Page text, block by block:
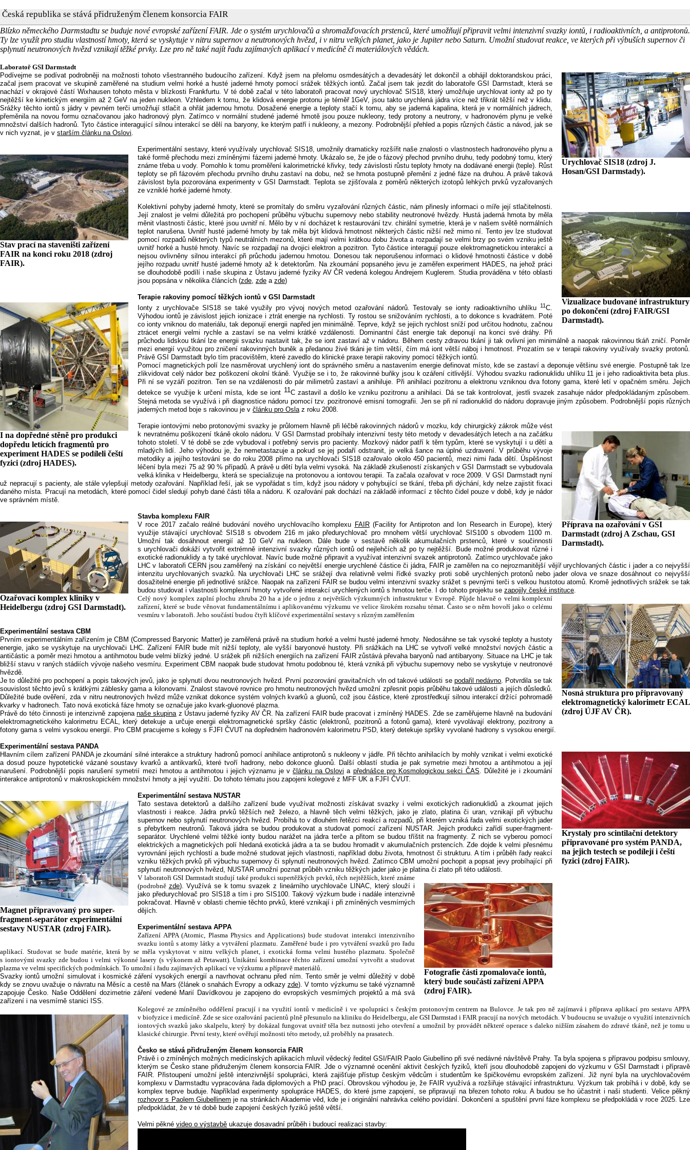
Česká republika se stává přidruženým členem konsorcia FAIR
Blízko německého Darmstadtu se buduje nové evropské zařízení FAIR. Jde o systém urychlovačů a shromažďovacích prstenců, které umožňují připravit velmi intenzivní svazky iontů, i radioaktivních, a antiprotonů.
Ty lze využít pro studiu vlastností hmoty, která se vyskytuje v nitru supernov a neutronových hvězd, i v nitru velkých planet, jako je Jupiter nebo Saturn. Umožní studovat reakce, ve kterých při výbuších supernov či
splynutí neutronových hvězd vznikají těžké prvky. Lze pro ně také najít řadu zajímavých aplikací v medicíně či materiálových vědách.
Urychlovač SIS18 (zdroj J.
Hosan/GSI Darmstady).
Laboratoř GSI Darmstadt
Podívejme se podívat podrobněji na možnosti tohoto všestranného budoucího zařízení. Když jsem na přelomu osmdesátých a devadesátý let dokončil a obhájil doktorandskou práci,
začal jsem pracovat ve skupině zaměřené na studium velmi horké a husté jaderné hmoty pomocí srážek těžkých iontů. Začal jsem tak jezdit do laboratoře GSI Darmstadt, která se
nachází v okrajové částí Wixhausen tohoto města v blízkosti Frankfurtu. V té době začal v této laboratoři pracovat nový urychlovač SIS18, který umožňuje urychlovat ionty až po ty
nejtěžší ke kinetickým energiím až 2 GeV na jeden nukleon. Vzhledem k tomu, že klidová energie protonu je téměř 1GeV, jsou takto urychlená jádra více než třikrát těžší než v klidu.
Srážky těchto iontů s jádry v pevném terči umožňují stlačit a ohřát jadernou hmotu. Dosažené energie a teploty stačí k tomu, aby se jaderná kapalina, která je v normálních jádrech,
přeměnila na novou formu označovanou jako hadronový plyn. Zatímco v normální studené jaderné hmotě jsou pouze nukleony, tedy protony a neutrony, v hadronovém plynu je velké
množství dalších hadronů. Tyto částice interagující silnou interakcí se dělí na baryony, ke kterým patří i nukleony, a mezony. Podrobnější přehled a popis různých částic a návod, jak se
v nich vyznat, je v starším článku na Oslovi.
Stav prací na staveništi zařízení
FAIR na konci roku 2018 (zdroj
FAIR).
Experimentální sestavy, které využívaly urychlovač SIS18, umožnily dramaticky rozšířit naše znalosti o vlastnostech hadronového plynu a
také formě přechodu mezi zmíněnými fázemi jaderné hmoty. Ukázalo se, že jde o fázový přechod prvního druhu, tedy podobný tomu, který
známe třeba u vody. Pomohlo k tomu proměření kalorimetrické křivky, tedy závislosti růstu teploty hmoty na dodávané energii (teple). Růst
teploty se při fázovém přechodu prvního druhu zastaví na dobu, než se hmota postupně přemění z jedné fáze na druhou. A právě taková
závislost byla pozorována experimenty v GSI Darmstadt. Teplota se zjišťovala z poměrů některých izotopů lehkých prvků vyzařovaných
ze vzniklé horké jaderné hmoty.
Vizualizace budované infrastruktury
po dokončení (zdroj FAIR/GSI
Darmstadt).
Kolektivní pohyby jaderné hmoty, které se promítaly do směru vyzařování různých částic, nám přinesly informaci o míře její stlačitelnosti.
Její znalost je velmi důležitá pro pochopení průběhu výbuchu supernovy nebo stability neutronové hvězdy. Hustá jaderná hmota by měla
měnit vlastnosti částic, které jsou uvnitř ní. Mělo by v ní docházet k restaurování tzv. chirální symetrie, která je v našem světě normálních
teplot narušena. Uvnitř husté jaderné hmoty by tak měla být klidová hmotnost některých částic nižší než mimo ní. Tento jev lze studovat
pomocí rozpadů některých typů neutrálních mezonů, které mají velmi krátkou dobu života a rozpadají se velmi brzy po svém vzniku ještě
uvnitř horké a husté hmoty. Navíc se rozpadají na dvojici elektron a pozitron. Tyto částice interagují pouze elektromagnetickou interakcí a
nejsou ovlivněny silnou interakcí při průchodu jadernou hmotou. Donesou tak neporušenou informaci o klidové hmotnosti částice v době
jejího rozpadu uvnitř husté jaderné hmoty až k detektorům. Na zkoumání popsaného jevu je zaměřen experiment HADES, na jehož práci
se dlouhodobě podílí i naše skupina z Ústavu jaderné fyziky AV ČR vedená kolegou Andrejem Kuglerem. Studia prováděna v této oblasti
jsou popsána v několika článcích (zde, zde a zde)
I na dopředné stěně pro produkci
dopředu letících fragmentů pro
experiment HADES se podíleli čeští
fyzici (zdroj HADES).
Terapie rakoviny pomocí těžkých iontů v GSI Darmstadt
Ionty z urychlovače SIS18 se také využily pro vývoj nových metod ozařování nádorů. Testovaly se ionty radioaktivního uhlíku
11C.
Výhodou iontů je závislost jejich ionizace i ztrát energie na rychlosti. Ty rostou se snižováním rychlosti, a to dokonce s kvadrátem. Poté
co ionty vniknou do materiálu, tak deponují energii napřed jen minimálně. Teprve, když se jejich rychlost sníží pod určitou hodnotu, začnou
ztrácet energii velmi rychle a zastaví se na velmi krátké vzdálenosti. Dominantní část energie tak deponují na konci své dráhy. Při
průchodu lidskou tkání lze energii svazku nastavit tak, že se iont zastaví až v nádoru. Během cesty zdravou tkání ji tak ovlivní jen minimálně a naopak rakovinnou tkáň zničí. Poměr
mezi energií využitou pro zničení rakovinných buněk a předanou živé tkáni je tím větší, čím má iont větší náboj i hmotnost. Prozatím se v terapii rakoviny využívaly svazky protonů.
Právě GSI Darmstadt bylo tím pracovištěm, které zavedlo do klinické praxe terapii rakoviny pomocí těžkých iontů.
Pomocí magnetických polí lze nasměrovat urychlený iont do správného směru a nastavením energie definovat místo, kde se zastaví a deponuje většinu své energie. Postupně tak lze
zlikvidovat celý nádor bez poškození okolní tkáně. Využije se i to, že rakovinné buňky jsou k ozáření citlivější. Výhodou svazku radionuklidu uhlíku 11 je i jeho radioaktivita beta plus.
Při ní se vyzáří pozitron. Ten se na vzdálenosti do pár milimetrů zastaví a anihiluje. Při anihilaci pozitronu a elektronu vzniknou dva fotony gama, které letí v opačném směru. Jejich
detekce se využije k určení místa, kde se iont 11C zastavil a došlo ke vzniku pozitronu a anihilaci. Dá se tak kontrolovat, jestli svazek zasahuje nádor předpokládaným způsobem.
Stejná metoda se využívá i při diagnostice nádoru pomocí tzv. pozitronové emisní tomografii. Jen se při ní radionuklid do nádoru dopravuje jiným způsobem. Podrobnější popis různých
jaderných metod boje s rakovinou je v článku pro Osla z roku 2008.
Příprava na ozařování v GSI
Darmstadt (zdroj A Zschau, GSI
Darmstadt).
Terapie iontovými nebo protonovými svazky je průlomem hlavně při léčbě rakovinných nádorů v mozku, kdy chirurgický zákrok může vést
k nevratnému poškození tkáně okolo nádoru. V GSI Darmstad probíhaly intenzivní testy této metody v devadesátých letech a na začátku
tohoto století. V té době se zde vybudoval i potřebný servis pro pacienty. Mozkový nádor patří k těm typům, které se vyskytují i u dětí a
mladých lidí. Jeho výhodou je, že nemetastazuje a pokud se jej podaří odstranit, je velká šance na úplné uzdravení. V průběhu vývoje
metodiky a jejího testování se do roku 2008 přímo na urychlovači SIS18 ozařovalo okolo 450 pacientů, mezi nimi řada dětí. Úspěšnost
léčení byla mezi 75 až 90 % případů. A právě u dětí byla velmi vysoká. Na základě zkušeností získaných v GSI Darmstadt se vybudovala
velká klinika v Heidelbergu, která se specializuje na protonovou a iontovou terapii. Ta začala ozařovat v roce 2009. V GSI Darmstadt nyní
už nepracují s pacienty, ale stále vylepšují metody ozařování. Například řeší, jak se vypořádat s tím, když jsou nádory v pohybující se tkání, třeba při dýchání, kdy nelze zajistit fixaci
daného místa. Pracují na metodách, které pomocí čidel sledují pohyb dané části těla a nádoru. K ozařování pak dochází na základě informací z těchto čidel pouze v době, kdy je nádor
ve správném místě.
Ozařovací komplex kliniky v
Heidelbergu (zdroj GSI Darmstadt).
Stavba komplexu FAIR
V roce 2017 začalo reálné budování nového urychlovacího komplexu FAIR(Facility for Antiproton and Ion Research in Europe), který
využije stávající urychlovač SIS18 s obvodem 216 m jako předurychlovač pro mnohem větší urychlovač SIS100 s obvodem 1100 m.
Umožní tak dosáhnout energií až 10 GeV na nukleon. Dále bude v sestavě několik akumulačních prstenců, které v součinnosti
s urychlovači dokáží vytvořit extrémně intenzivní svazky různých iontů od nejlehčích až po ty nejtěžší. Bude možné produkovat různé i
exotické radionuklidy a ty také urychlovat. Navíc bude možné připravit a využívat intenzivní svazek antiprotonů. Zatímco urychlovače jako
LHC v laboratoři CERN jsou zaměřený na získání co největší energie urychlené částice či jádra, FAIR je zaměřen na co nejrozmanitější vějíř urychlovaných částic i jader a co nejvyšší
intenzitu urychlovaných svazků. Na urychlovači LHC se srážejí dva relativně velmi řídké svazky proti sobě urychlených protonů nebo jader olova ve snaze dosáhnout co nejvyšší
dosažitelné energie při jednotlivé srážce. Naopak na zařízení FAIR se budou velmi intenzivní svazky srážet s pevnými terči s velkou hustotou atomů. Kromě jednotlivých srážek se tak
budou studovat i vlastnosti komplexní hmoty vytvořené interakcí urychlených iontů s hmotou terče. I do tohoto projektu se zapojily české instituce
Nosná struktura pro připravovaný
elektromagnetický kalorimetr ECAL
(zdroj ÚJF AV ČR).
Celý nový komplex zaplní plochu zhruba 20 ha a jde o jednu z největších výzkumných infrastruktur v Evropě. Půjde hlavně o velmi komplexní
zařízení, které se bude věnovat fundamentálnímu i aplikovanému výzkumu ve velice širokém rozsahu témat. Často se o něm hovoří jako o celému
vesmíru v laboratoři. Jeho součástí budou čtyři klíčové experimentální sestavy s různým zaměřením
Experimentální sestava CBM
Prvním experimentálním zařízením je CBM (Compressed Baryonic Matter) je zaměřená právě na studium horké a velmi husté jaderné hmoty. Nedosáhne se tak vysoké teploty a hustoty
energie, jako se vyskytuje na urychlovači LHC. Zařízení FAIR bude mít nižší teploty, ale vyšší baryonové hustoty. Při srážkách na LHC se vytvoří velké množství nových částic a
antičástic a poměr mezi hmotou a antihmotou bude velmi blízký jedné. U srážek při nižších energiích na zařízení FAIR zůstává převaha baryonů nad antibaryony. Situace na LHC je tak
bližší stavu v raných stádiích vývoje našeho vesmíru. Experiment CBM naopak bude studovat hmotu podobnou té, která vzniká při výbuchu supernovy nebo se vyskytuje v neutronové
hvězdě.
Je to důležité pro pochopení a popis takových jevů, jako je splynutí dvou neutronových hvězd. První pozorování gravitačních vln od takové události se podařil nedávno . Potvrdila se tak
souvislost těchto jevů s krátkými záblesky gama a kilonovami. Znalost stavové rovnice pro hmotu neutronových hvězd umožní zpřesnit popis průběhu takové události a jejích důsledků.
Důležité bude ověření, zda v nitru neutronových hvězd může vznikat dokonce systém volných kvarků a gluonů, což jsou částice, které zprostředkují silnou interakcí držící pohromadě
kvarky v hadronech. Tato nová exotická fáze hmoty se označuje jako kvark-gluonové plazma.
Právě do této činnosti je intenzivně zapojena naše skupina z Ústavu jaderné fyziky AV ČR. Na zařízení FAIR bude pracovat i zmíněný HADES. Zde se zaměřujeme hlavně na budování
elektromagnetického kalorimetru ECAL, který detekuje a určuje energii elektromagnetické spršky částic (elektronů, pozitronů a fotonů gama), které vyvolávají elektrony, pozitrony a
fotony gama s velmi vysokou energií. Pro CBM pracujeme s kolegy s FJFI ČVUT na dopředném hadronovém kalorimetru PSD, který detekuje spršky vyvolané hadrony s vysokou energií.
Krystaly pro scintilační detektory
připravované pro systém PANDA,
na jejich testech se podílejí i čeští
fyzici (zdroj FAIR).
Experimentální sestava PANDA
Hlavním cílem zařízení PANDA je zkoumání silné interakce a struktury hadronů pomocí anihilace antiprotonů s nukleony v jádře. Při těchto anihilacích by mohly vznikat i velmi exotické
a dosud pouze hypotetické vázané soustavy kvarků a antikvarků, které tvoří hadrony, nebo dokonce gluonů. Další oblastí studia je pak symetrie mezi hmotou a antihmotou a její
narušení. Podrobnější popis narušení symetrií mezi hmotou a antihmotou i jejich významu je včlánku na Oslovi a přednášce pro Kosmologickou sekci ČAS . Důležité je i zkoumání
interakce antiprotonů v makroskopickém množství hmoty a její využití. Do tohoto tématu jsou zapojeni kolegové z MFF UK a FJFI ČVUT.
Magnet připravovaný pro super-
fragment-separátor experimentální
sestavy NUSTAR (zdroj FAIR).
Experimentální sestava NUSTAR
Tato sestava detektorů a dalšího zařízení bude využívat možnosti získávat svazky i velmi exotických radionuklidů a zkoumat jejich
vlastnosti i reakce. Jádra prvků těžších než železo, a hlavně těch velmi těžkých, jako je zlato, platina či uran, vznikají při výbuchu
supernov nebo splynutí neutronových hvězd. Probíhá to v dlouhém řetězci reakcí a rozpadů, při kterém vzniká řada velmi exotických jader
s přebytkem neutronů. Taková jádra se budou produkovat a studovat pomocí zařízení NUSTAR. Jejich produkci zařídí super-fragment-
separátor. Urychlené velmi těžké ionty budou narážet na jádra terče a přitom se budou tříštit na fragmenty. Z nich se vyberou pomocí
elektrických a magnetických polí hledaná exotická jádra a ta se budou hromadit v akumulačních prstencích. Zde dojde k velmi přesnému
vyrovnání jejich rychlostí a bude možné studovat jejich vlastnosti, například dobu života, hmotnost či strukturu. A tím i průběh řady reakcí
vzniku těžkých prvků při výbuchu supernovy či splynutí neutronových hvězd. Zatímco CBM umožní pochopit a popsat jevy probíhající při
splynutí neutronových hvězd, NUSTAR umožní poznat průběh vzniku těžkých jader jako je platina či zlato při této události.
Fotografie části zpomalovače iontů,
který bude součástí zařízení APPA
(zdroj FAIR).
V laboratoři GSI Darmstadt studují také produkci supertěžkých prvků, těch nejtěžších, které známe
(podrobně zde). Využívá se k tomu svazek z lineárního urychlovače LINAC, který slouží i
jako předurychlovač pro SIS18 a tím i pro SIS100. Takový výzkum bude i nadále intenzivně
pokračovat. Hlavně v oblasti chemie těchto prvků, které vznikají i při zmíněných vesmírných
dějích.
Experimentální sestava APPA
Zařízení APPA (Atomic, Plasma Physics and Applications) bude studovat interakci intenzivního
svazku iontů s atomy látky a vytváření plazmatu. Zaměřené bude i pro vytváření svazků pro řadu
aplikací. Studovat se bude matérie, která by se měla vyskytovat v nitru velkých planet, i exotická forma velmi hustého plazmatu. Společně
s iontovými svazky zde budou i velmi výkonné lasery (s výkonem až Petawatt). Unikátní kombinace těchto zařízení umožní vytvořit a studovat
plazma ve velmi specifických podmínkách. To umožní i řadu zajímavých aplikací ve výzkumu a přípravě materiálů.
Svazky iontů umožní simulovat i kosmické záření vysokých energií a navrhovat ochranu před ním. Tento směr je velmi důležitý v době
kdy se znovu uvažuje o návratu na Měsíc a cestě na Mars (článek o snahách Evropy a odkazy zde). V tomto výzkumu se také významně
zapojuje Česko. Naše Oddělení dozimetrie záření vedené Marií Davídkovou je zapojeno do evropských vesmírných projektů a má svá
zařízení i na vesmírně stanici ISS.
Kolegové ze zmíněného oddělení pracují i na využití iontů v medicíně i ve spolupráci s českým protonovým centrem na Bulovce. Je tak pro ně zajímavá i příprava aplikací pro sestavu APPA
v biofyzice i medicíně. Zde se sice ozařování pacientů plně přesunulo na kliniku do Heidelbergu, ale GSI Darmstad i FAIR pracují na nových metodách. V budoucnu se uvažuje o využití intenzivních
iontových svazků jako skalpelu, který by dokázal fungovat uvnitř těla bez nutnosti jeho otevření a umožnil by provádět některé operace s daleko nižším zásahem do zdravé tkáně, než je tomu u
klasické chirurgie. První testy, které ověřují možnosti této metody, už proběhly na prasatech.
Česko se stává přidruženým členem konsorcia FAIR
Právě i o zmíněných možných medicínských aplikacích mluvil vědecký ředitel GSI/FAIR Paolo Giubellino při své nedávné návštěvě Prahy. Ta byla spojena s přípravou podpisu smlouvy,
kterým se Česko stane přidruženým členem konsorcia FAIR . Jde o významné ocenění aktivit českých fyziků, kteří jsou dlouhodobě zapojeni do výzkumu v GSI Darmstadt i přípravě
FAIR. Přistoupení umožní ještě intenzivnější spolupráci, která zajišťuje přístup českým vědcům i studentům ke špičkovému evropském zařízení. Již nyní byla na urychlovačovém
komplexu v Darmstadtu vypracována řada diplomových a PhD prací. Obrovskou výhodou je, že FAIR využívá a rozšiřuje stávající infrastrukturu. Výzkum tak probíhá i v době, kdy se
komplex teprve buduje. Například experimenty spolupráce HADES, do které jsme zapojení, se připravují na březen tohoto roku. A budou se ho účastnit i naši studenti. Velice pěkný
rozhovor s Paolem Giubellinem je na stránkách Akademie věd, kde je i originální nahrávka celého povídání. Dokončení a spuštění první fáze komplexu se předpokládá v roce 2025. Lze
předpokládat, že v té době bude zapojení českých fyziků ještě větší.
Velmi pěkné video o výstavbě ukazuje dosavadní průběh i budoucí realizaci stavby: